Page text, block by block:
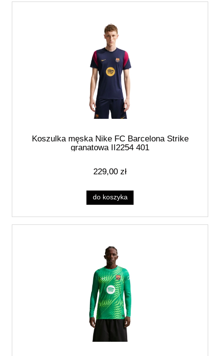
Koszulka męska Nike FC Barcelona Strike
granatowa II2254 401
229,00 zł
do koszyka